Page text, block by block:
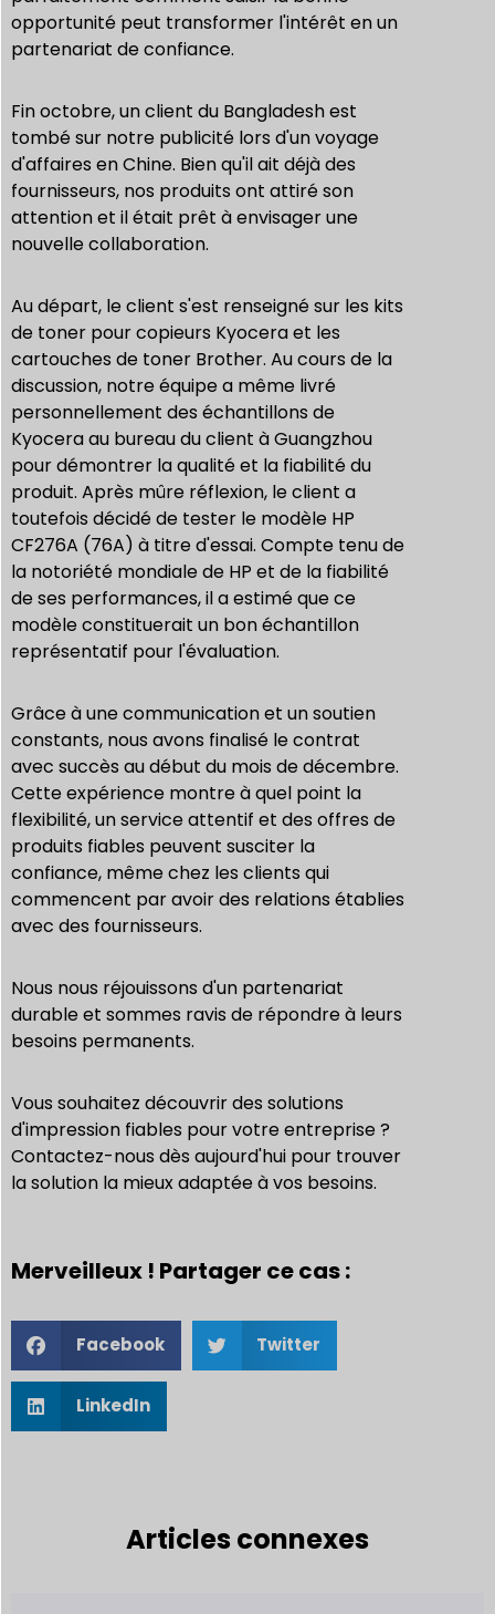
opportunité peut transformer l'intérêt en un
partenariat de confiance.
Fin octobre, un client du Bangladesh est
tombé sur notre publicité lors d'un voyage
d'affaires en Chine. Bien qu'il ait déjà des
fournisseurs, nos produits ont attiré son
attention et il était prêt à envisager une
nouvelle collaboration.
Au départ, le client s'est renseigné sur les kits
de toner pour copieurs Kyocera et les
cartouches de toner Brother. Au cours de la
discussion, notre équipe a même livré
personnellement des échantillons de
Kyocera au bureau du client à Guangzhou
pour démontrer la qualité et la fiabilité du
produit. Après mûre réflexion, le client a
toutefois décidé de tester le modèle HP
CF276A (76A) à titre d'essai. Compte tenu de
la notoriété mondiale de HP et de la fiabilité
de ses performances, il a estimé que ce
modèle constituerait un bon échantillon
représentatif pour l'évaluation.
Grâce à une communication et un soutien
constants, nous avons finalisé le contrat
avec succès au début du mois de décembre.
Cette expérience montre à quel point la
flexibilité, un service attentif et des offres de
produits fiables peuvent susciter la
confiance, même chez les clients qui
commencent par avoir des relations établies
avec des fournisseurs.
Nous nous réjouissons d'un partenariat
durable et sommes ravis de répondre à leurs
besoins permanents.
Vous souhaitez découvrir des solutions
d'impression fiables pour votre entreprise ?
Contactez-nous dès aujourd'hui pour trouver
la solution la mieux adaptée à vos besoins.
Merveilleux ! Partager ce cas :
Facebook Twitter
LinkedIn
Articles connexes